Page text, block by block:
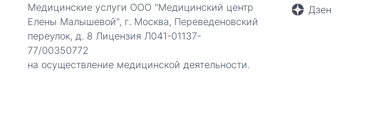
Медицинские услуги ООО "Медицинский центр
Елены Малышевой", г. Москва, Переведеновский
переулок, д. 8 Лицензия Л041-01137-
77/00350772
на осуществление медицинской деятельности.
Дзен